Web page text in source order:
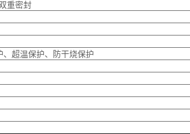
重密封
超温保护、防干烧保护